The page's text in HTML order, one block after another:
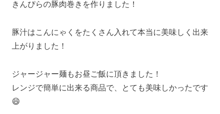
きんぴらの豚肉巻きを作りました！
豚汁はこんにゃくをたくさん入れて本当に美味しく出来
上がりました！
ジャージャー麺もお昼ご飯に頂きました！
レンジで簡単に出来る商品で、とても美味しかったです
😄